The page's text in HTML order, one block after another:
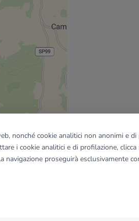
nonché cookie analitici non anonimi e
i cookie analitici e di profilazione, clicca
navigazione proseguirà esclusivamente